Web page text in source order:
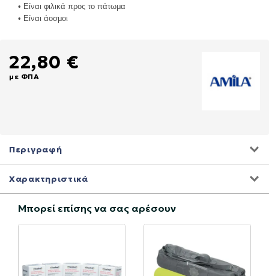
• Είναι φιλικά προς το πάτωμα
• Είναι άοσμοι
22,80 €
με ΦΠΑ
Περιγραφή
Χαρακτηριστικά
Μπορεί επίσης να σας αρέσουν